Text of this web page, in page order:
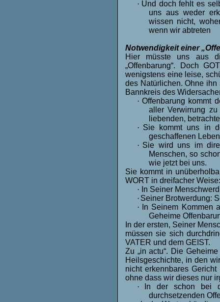
· Und doch fehlt es
uns aus weder
wissen nicht,
wenn wir abtreten
Notwendigkeit einer
Hier müsste uns aus
„Offenbarung“. Doch
wenigstens eine leise,
des Natürlichen. Ohne
Bannkreis des
· Offenbarung kommt
aller Verwirrung
liebenden,
· Sie kommt uns in
geschaffenen
· Sie wird uns im
Menschen, so
wie jetzt bei uns.
Sie kommt in
WORT in dreifacher Weise:
· In Seiner
· Seiner Brotwerdung:
·
In Seinem Kommen
Geheime
In der ersten, Seiner
müssen sie sich
VATER und dem GEIST.
Zu „in actu“. Die
Heilsgeschichte, in den
nicht erkennbares
ohne dass wir dieses nur
·
In der schon bei
durchsetzenden